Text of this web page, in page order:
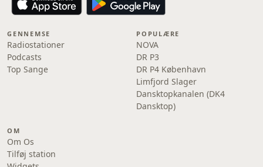
GENNEMSE
Radiostationer
Podcasts
Top Sange
POPULÆRE
NOVA
DR P3
DR P4 København
Limfjord Slager
Dansktopkanalen (DK4
Dansktop)
OM
Om Os
Tilføj station